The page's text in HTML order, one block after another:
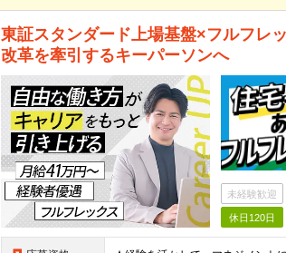
東証スタンダード上場基盤×フルフレ
改革を牽引するキーパーソンへ
未経験歓迎
休日120日